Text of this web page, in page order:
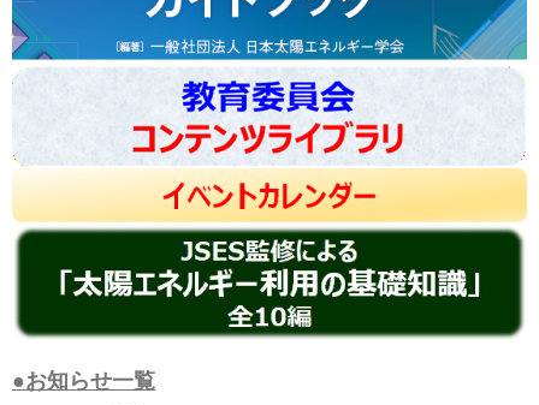
●お知らせ一覧